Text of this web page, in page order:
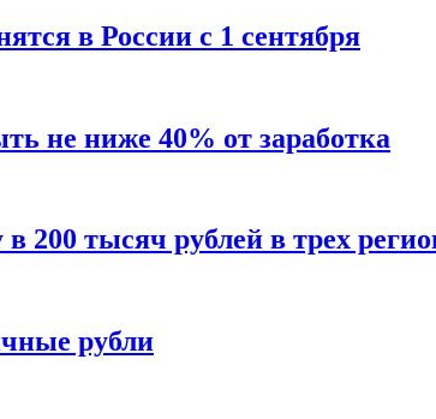
в России с 1 сентября
не ниже 40% от заработка
200 тысяч рублей в трех
рубли